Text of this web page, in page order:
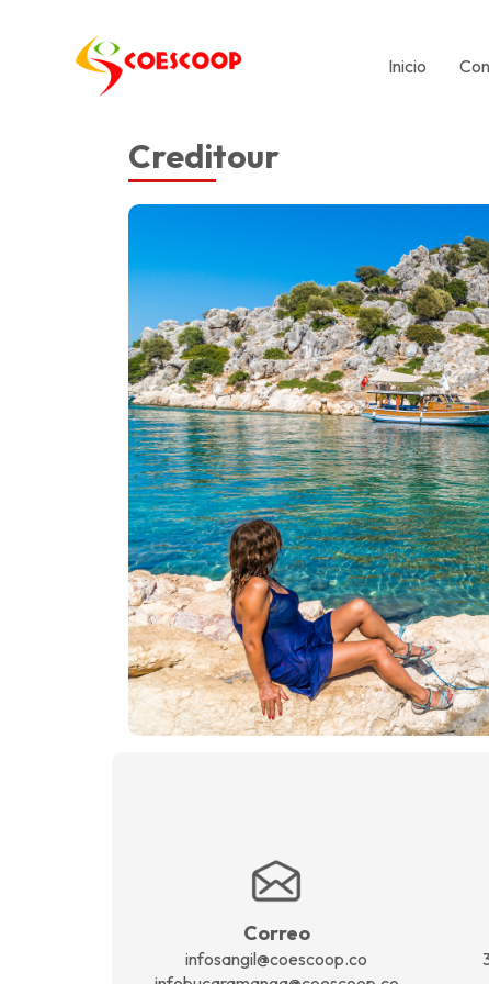
Inicio
Creditour
Correo
infosangil@coescoop.co